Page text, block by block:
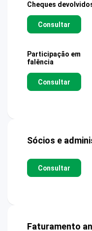
Cheques
Consultar
Participação em
falência
Consultar
Sócios e
Consultar
Faturamento